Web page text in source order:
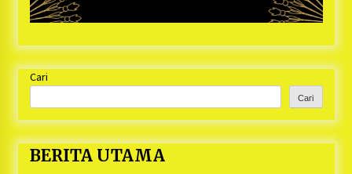
Cari
Cari
BERITA UTAMA